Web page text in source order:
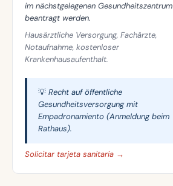
im nächstgelegenen Gesundheitszentrum
beantragt werden.
Hausärztliche Versorgung, Fachärzte,
Notaufnahme, kostenloser
Krankenhausaufenthalt.
💡 Recht auf öffentliche
Gesundheitsversorgung mit
Empadronamiento (Anmeldung beim
Rathaus).
Solicitar tarjeta sanitaria →